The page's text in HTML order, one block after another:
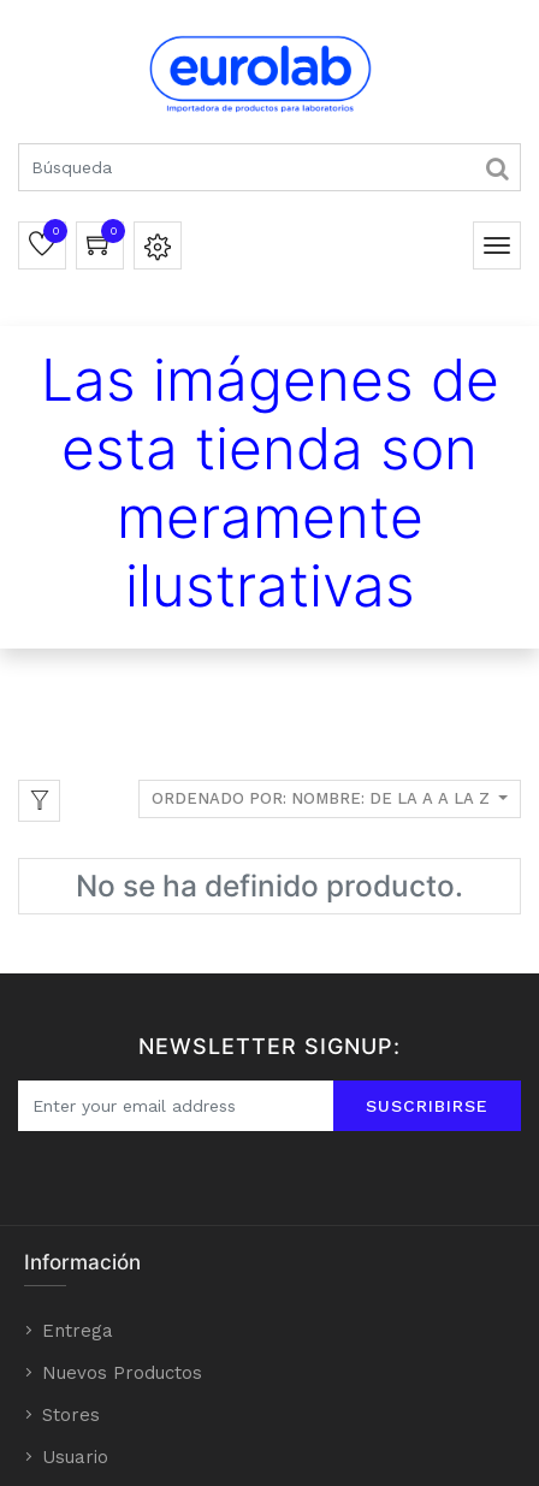
0 0
Las imágenes de
esta tienda son
meramente
ilustrativas
ORDENADO POR: NOMBRE: DE LA A A LA Z
No se ha definido producto.
NEWSLETTER SIGNUP:
SUSCRIBIRSE
Información
Entrega
Nuevos Productos
Stores
Usuario